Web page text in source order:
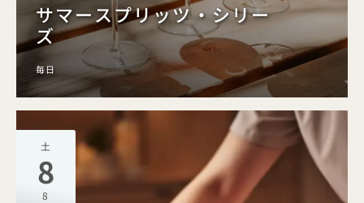
サマースプリッツ・シリー
ズ
毎日
土
8
8